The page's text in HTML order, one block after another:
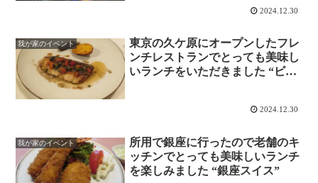
2024.12.30
我が家のイベント
東京の久ケ原にオープンしたフレ
ンチレストランでとっても美味し
いランチをいただきました “ビス
2024.12.30
我が家のイベント
所用で銀座に行ったので老舗のキ
ッチンでとっても美味しいランチ
を楽しみました “銀座スイス”